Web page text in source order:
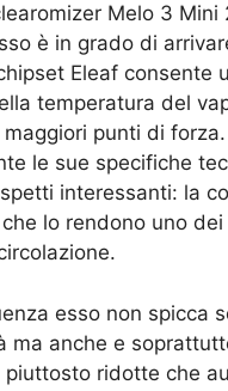
Melo 3 Mini
è in grado di
Eleaf consente
temperatura del
maggiori punti di
le sue specifiche
interessanti: la
lo rendono uno
esso non spicca
ma anche e
piuttosto ridotte che